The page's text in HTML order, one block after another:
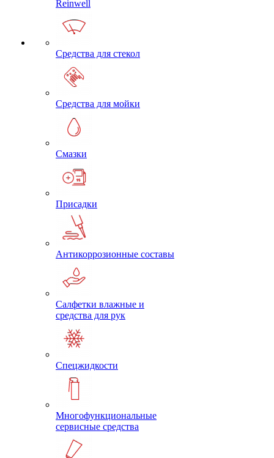
Reinwell
Средства для стекол
Средства для мойки
Смазки
Присадки
Антикоррозионные составы
Салфетки влажные и
средства для рук
Спецжидкости
Многофункциональные
сервисные средства